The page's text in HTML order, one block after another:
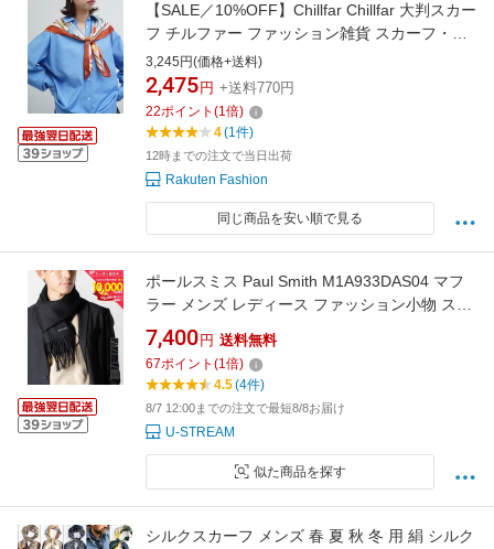
【SALE／10%OFF】Chillfar Chillfar 大判スカー
フ チルファー ファッション雑貨 スカーフ・バ
ンダナ
3,245円(価格+送料)
2,475 円 +送料770円
22ポイント (1倍)
4(1件)
12時までの注文で当日出荷
Rakuten Fashion
同じ商品を安い順で見る
ポールスミス Paul Smith M1A933DAS04 マフ
ラー メンズ レディース ファッション小物 スト
ール ウール 180×25 おしゃれ 秋冬 防寒 シンプ
ル ロゴ クリスマス プレゼント ギフト お祝い
通学 通勤 全5色
7,400 円 送料無料
67ポイント (1倍)
4.5(4件)
8/7 12:00までの注文で最短8/8お届け
U-STREAM
似た商品を探す
シルクスカーフ メンズ 春 夏 秋 冬 用 絹 シルク